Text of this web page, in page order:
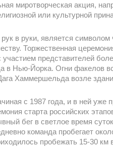
миротворческая акция,
или культурной
в руки, является символом
Торжественная
представителей
в Нью-Йорка. Огни факелов
Хаммершельда возле
с 1987 года, и в ней уже
старта российских
бег в светлое время
команда пробегает
пробежать 15-30 км